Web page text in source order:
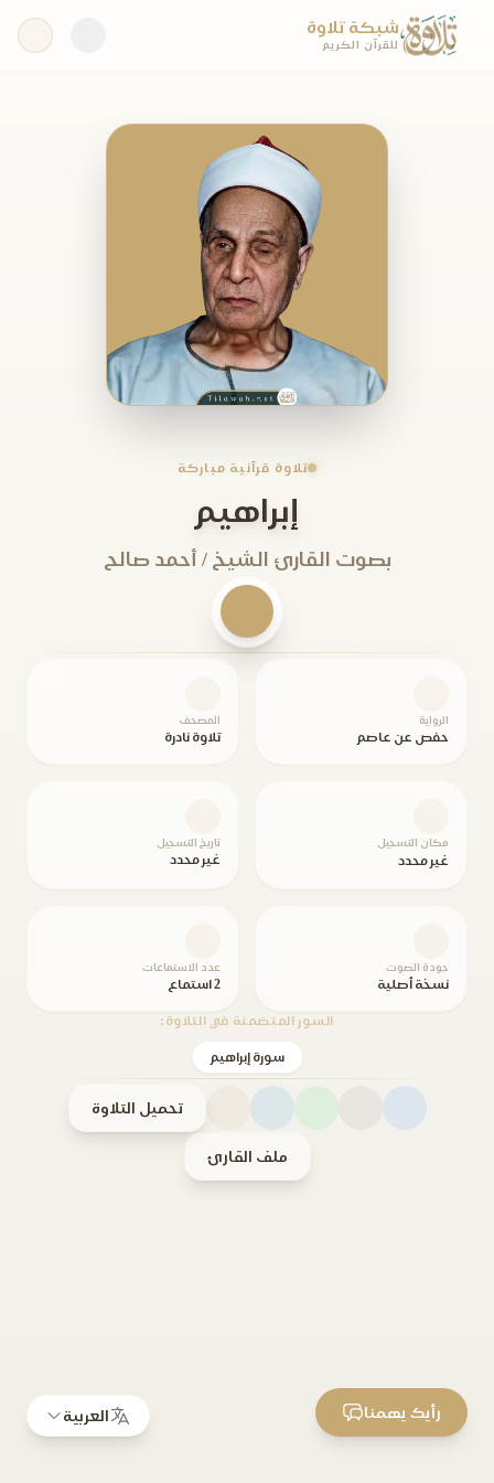
شبكة تلاوة
للقرآن الكريم
تلاوة قرآنية مباركة
إبراهيم
بصوت القارئ الشيخ / أحمد صالح
الرواية
حفص عن عاصم
المصحف
تلاوة نادرة
مكان التسجيل
غير محدد
تاريخ التسجيل
غير محدد
جودة الصوت
نسخة أصلية
عدد الاستماعات
2 استماع
السور المتضمنة في التلاوة:
سورة إبراهيم
تحميل التلاوة
ملف القارئ
العربية رأيك يهمنا